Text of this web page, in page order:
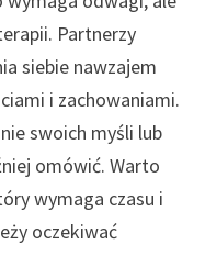
Partnerzy
siebie nawzajem
i zachowaniami.
swoich myśli lub
omówić. Warto
wymaga czasu i
oczekiwać